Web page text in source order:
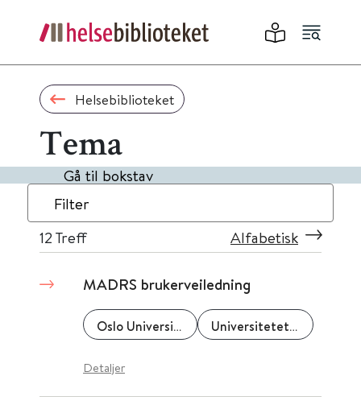
Helsebiblioteket
Tema
Gå til bokstav
Filter
12 Treff Alfabetisk
MADRS brukerveiledning
Oslo Universitetssykehus Universitetet i Oslo (UiO)
Detaljer